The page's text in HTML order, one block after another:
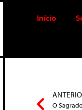
Início
O